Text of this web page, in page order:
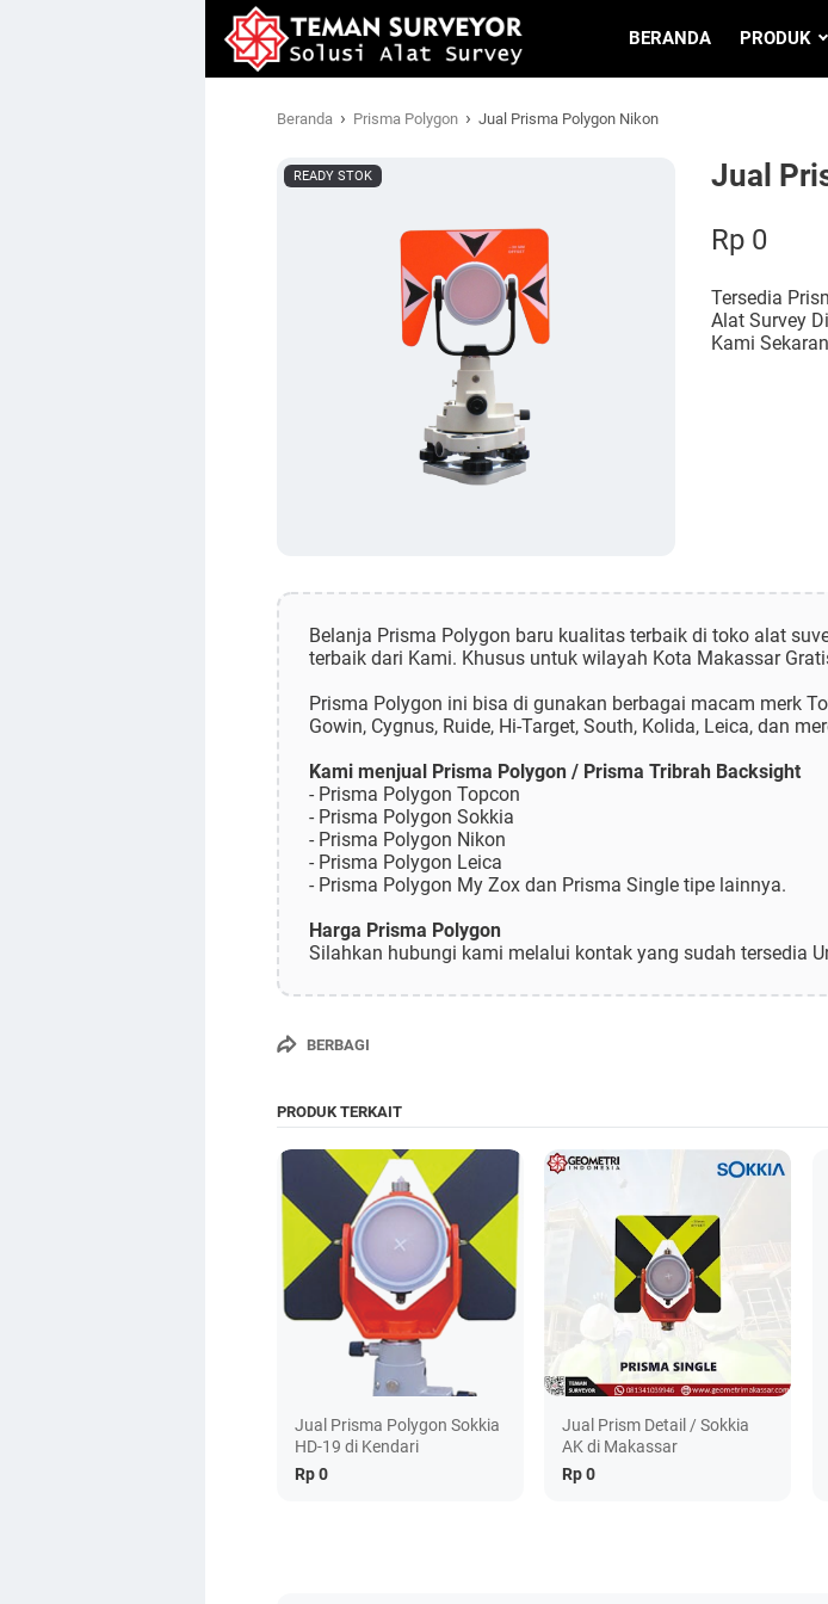
BERANDA PRODUK
Beranda › Prisma Polygon › Jual Prisma Polygon Nikon
Jual
READY STOK
Rp 0
Tersedia
Alat Survey
Kami
Belanja Prisma Polygon baru kualitas terbaik di toko alat
terbaik dari Kami. Khusus untuk wilayah Kota Makassar
Prisma Polygon ini bisa di gunakan berbagai macam merk
Gowin, Cygnus, Ruide, Hi-Target, South, Kolida, Leica, dan
Kami menjual Prisma Polygon / Prisma Tribrah Backsight
- Prisma Polygon Topcon
- Prisma Polygon Sokkia
- Prisma Polygon Nikon
- Prisma Polygon Leica
- Prisma Polygon My Zox dan Prisma Single tipe lainnya.
Harga Prisma Polygon
Silahkan hubungi kami melalui kontak yang sudah tersedia
BERBAGI
PRODUK TERKAIT
Jual Prisma Polygon Sokkia
HD-19 di Kendari
Rp 0
Jual Prism Detail / Sokkia
AK di Makassar
Rp 0